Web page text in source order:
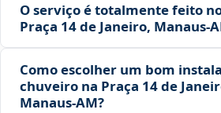
O serviço é totalmente feito
Praça 14 de Janeiro,
Como escolher um bom
chuveiro na Praça 14 de
Manaus‑AM?